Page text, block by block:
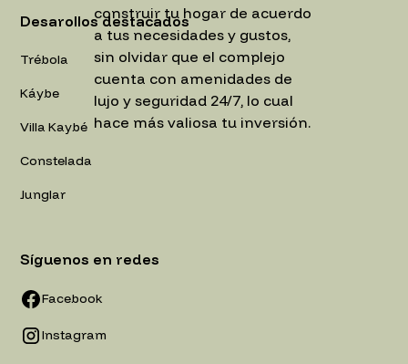
construir tu hogar de acuerdo
a tus necesidades y gustos,
sin olvidar que el complejo
cuenta con amenidades de
lujo y seguridad 24/7, lo cual
hace más valiosa tu inversión.
Desarollos destacados
Trébola
Káybe
Villa Kaybé
Constelada
Junglar
Síguenos en redes
Facebook
Instagram